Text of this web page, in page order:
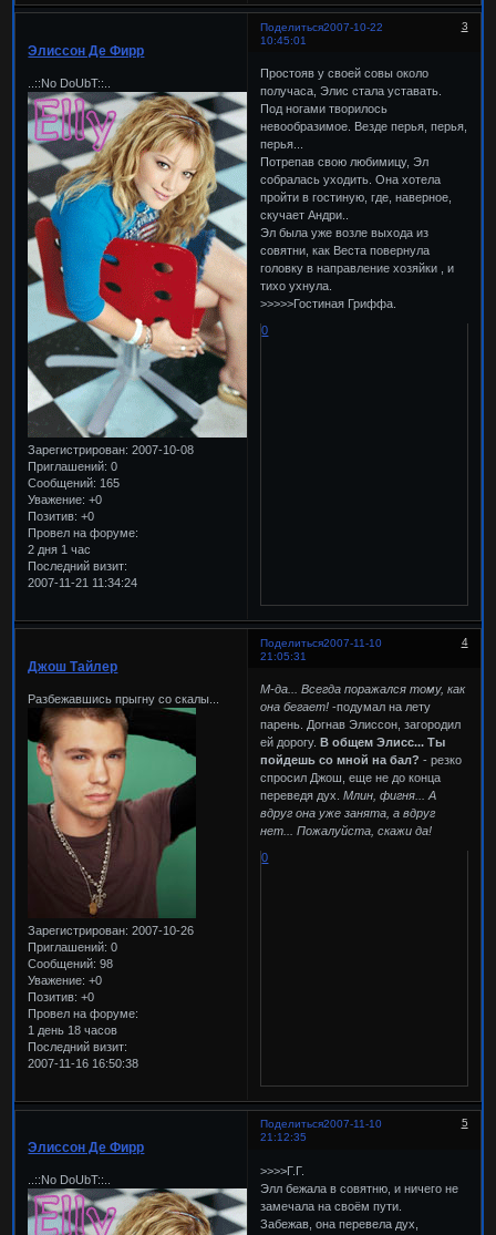
Поделиться 3
2007-10-22
10:45:01
Элиссон Де Фирр
..::No DoUbT::..
Зарегистрирован: 2007-10-08
Приглашений: 0
Сообщений: 165
Уважение: +0
Позитив: +0
Провел на форуме:
2 дня 1 час
Последний визит:
2007-11-21 11:34:24
Простояв у своей совы около
получаса, Элис стала уставать.
Под ногами творилось
невообразимое. Везде перья, перья,
перья...
Потрепав свою любимицу, Эл
собралась уходить. Она хотела
пройти в гостиную, где, наверное,
скучает Андри..
Эл была уже возле выхода из
совятни, как Веста повернула
головку в направление хозяйки , и
тихо ухнула.
>>>>>Гостиная Гриффа.
0
Поделиться 4
2007-11-10
21:05:31
Джош Тайлер
Разбежавшись прыгну со скалы...
Зарегистрирован: 2007-10-26
Приглашений: 0
Сообщений: 98
Уважение: +0
Позитив: +0
Провел на форуме:
1 день 18 часов
Последний визит:
2007-11-16 16:50:38
М-да... Всегда поражался тому, как
она бегает! -подумал на лету
парень. Догнав Элиссон, загородил
ей дорогу. В общем Элисс... Ты
пойдешь со мной на бал? - резко
спросил Джош, еще не до конца
переведя дух.Млин, фигня... А
вдруг она уже занята, а вдруг
нет... Пожалуйста, скажи да!
0
Поделиться 5
2007-11-10
21:12:35
Элиссон Де Фирр
..::No DoUbT::..
>>>>Г.Г.
Элл бежала в совятню, и ничего не
замечала на своём пути.
Забежав, она перевела дух,